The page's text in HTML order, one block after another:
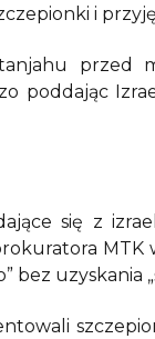
i
przed
poddając
się z
MTK
uzyskania